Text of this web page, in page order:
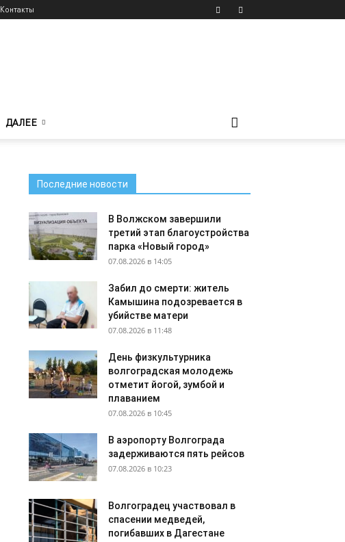
Контакты
ДАЛЕЕ
Последние новости
В Волжском завершили
третий этап благоустройства
парка «Новый город»
07.08.2026 в 14:05
Забил до смерти: житель
Камышина подозревается в
убийстве матери
07.08.2026 в 11:48
День физкультурника
волгоградская молодежь
отметит йогой, зумбой и
плаванием
07.08.2026 в 10:45
В аэропорту Волгограда
задерживаются пять рейсов
07.08.2026 в 10:23
Волгоградец участвовал в
спасении медведей,
погибавших в Дагестане